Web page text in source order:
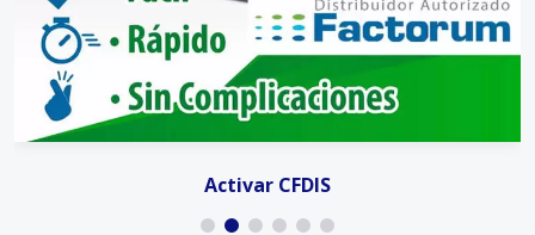
Activar CFDIS